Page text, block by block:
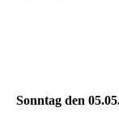
Sonntag den